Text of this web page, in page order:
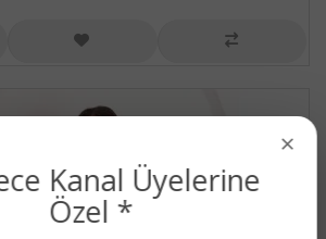
×
Kanal Üyelerine
Özel *